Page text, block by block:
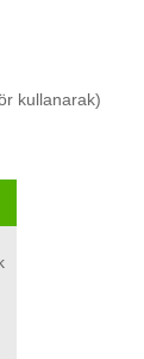
kullanarak)